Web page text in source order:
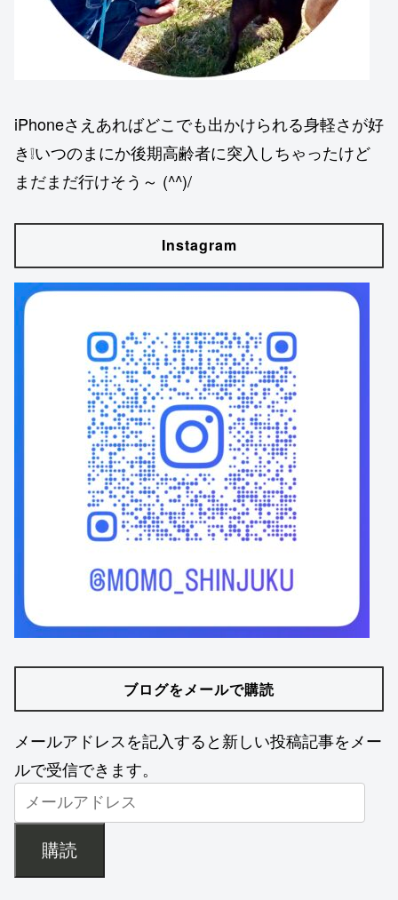
iPhoneさえあればどこでも出かけられる身軽さが好
き❕いつのまにか後期高齢者に突入しちゃったけど
まだまだ行けそう～ (^^)/
Instagram
ブログをメールで購読
メールアドレスを記入すると新しい投稿記事をメー
ルで受信できます。
購読